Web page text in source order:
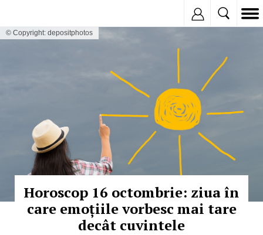
© Copyright: depositphotos
Horoscop 16 octombrie: ziua în
care emoțiile vorbesc mai tare
decât cuvintele